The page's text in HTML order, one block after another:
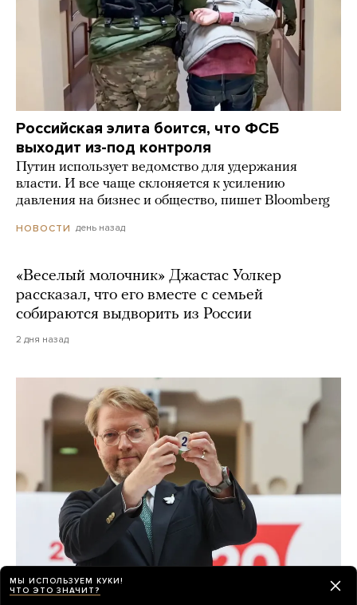
Российская элита боится, что ФСБ
выходит из-под контроля
Путин использует ведомство для удержания
власти. И все чаще склоняется к усилению
давления на бизнес и общество, пишет Bloomberg
НОВОСТИ день назад
«Веселый молочник» Джастас Уолкер
рассказал, что его вместе с семьей
собираются выдворить из России
2 дня назад
МЫ ИСПОЛЬЗУЕМ КУКИ!
ЧТО ЭТО ЗНАЧИТ?